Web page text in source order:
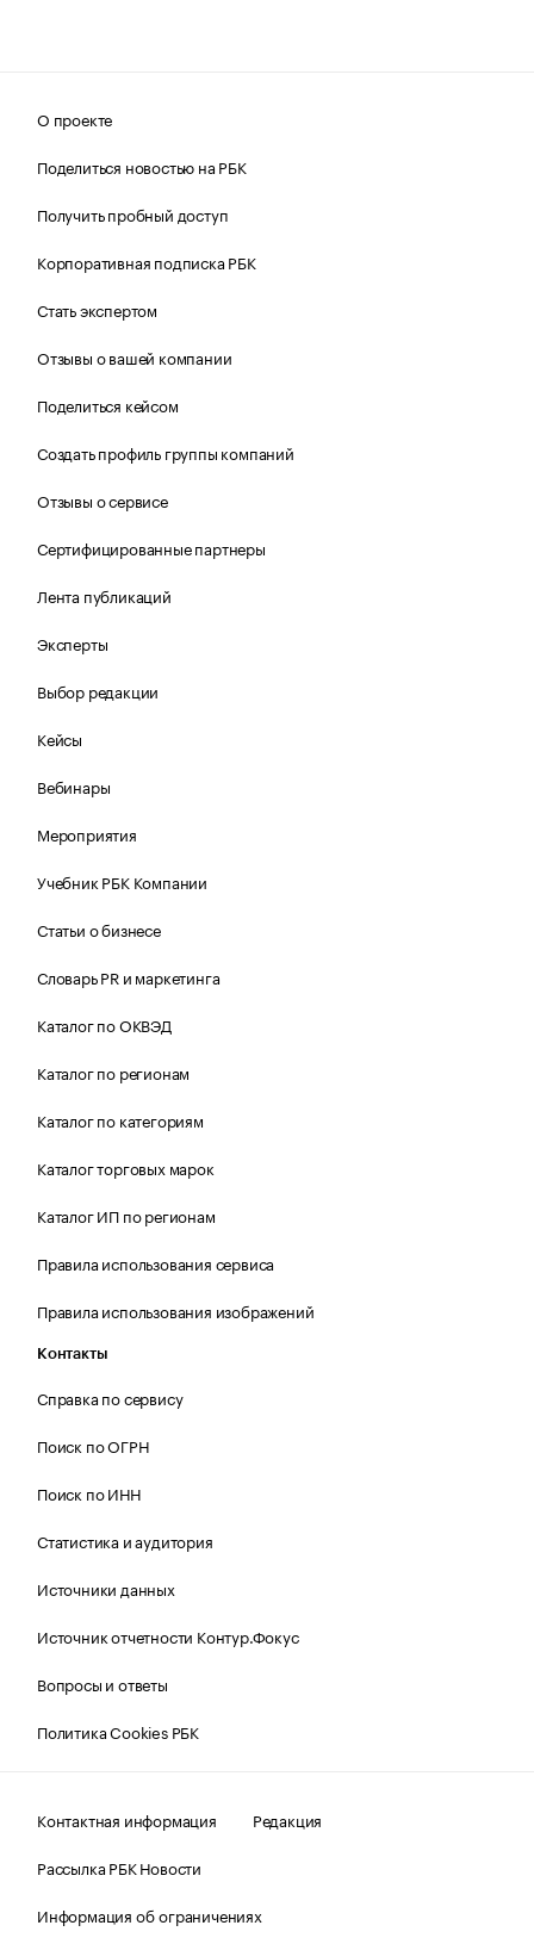
О проекте
Поделиться новостью на РБК
Получить пробный доступ
Корпоративная подписка РБК
Стать экспертом
Отзывы о вашей компании
Поделиться кейсом
Создать профиль группы компаний
Отзывы о сервисе
Сертифицированные партнеры
Лента публикаций
Эксперты
Выбор редакции
Кейсы
Вебинары
Мероприятия
Учебник РБК Компании
Статьи о бизнесе
Словарь PR и маркетинга
Каталог по ОКВЭД
Каталог по регионам
Каталог по категориям
Каталог торговых марок
Каталог ИП по регионам
Правила использования сервиса
Правила использования изображений
Контакты
Справка по сервису
Поиск по ОГРН
Поиск по ИНН
Статистика и аудитория
Источники данных
Источник отчетности Контур.Фокус
Вопросы и ответы
Политика Cookies РБК
Контактная информация
Редакция
Рассылка РБК Новости
Информация об ограничениях